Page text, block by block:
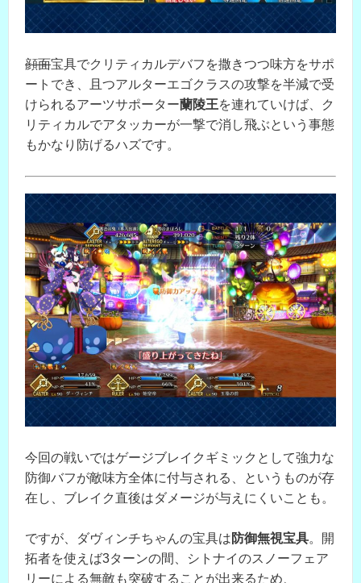
顔面宝具でクリティカルデバフを撒きつつ味方をサポ
ートでき、且つアルターエゴクラスの攻撃を半減で受
けられるアーツサポーター蘭陵王を連れていけば、ク
リティカルでアタッカーが一撃で消し飛ぶという事態
もかなり防げるハズです。
今回の戦いではゲージブレイクギミックとして強力な
防御バフが敵味方全体に付与される、というものが存
在し、ブレイク直後はダメージが与えにくいことも。
ですが、ダヴィンチちゃんの宝具は 防御無視宝具。開
拓者を使えば3ターンの間、シトナイのスノーフェア
リーによる無敵も突破することが出来るため、